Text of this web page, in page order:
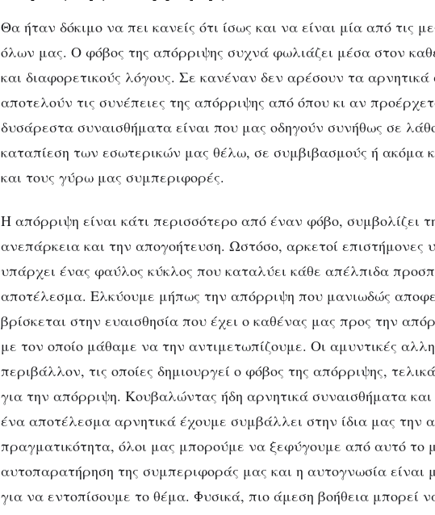
Θα ήταν δόκιμο να πει κανείς ότι ίσως και να είναι μία από τις
όλων μας. Ο φόβος της απόρριψης συχνά φωλιάζει μέσα στον
και διαφορετικούς λόγους. Σε κανέναν δεν αρέσουν τα
αποτελούν τις συνέπειες της απόρριψης από όπου κι αν
δυσάρεστα συναισθήματα είναι που μας οδηγούν συνήθως σε
καταπίεση των εσωτερικών μας θέλω, σε συμβιβασμούς ή ακόμα
και τους γύρω μας συμπεριφορές.
Η απόρριψη είναι κάτι περισσότερο από έναν φόβο, συμβολίζει
ανεπάρκεια και την απογοήτευση. Ωστόσο, αρκετοί επιστήμονες
υπάρχει ένας φαύλος κύκλος που καταλύει κάθε απέλπιδα
αποτέλεσμα. Ελκύουμε μήπως την απόρριψη που μανιωδώς
βρίσκεται στην ευαισθησία που έχει ο καθένας μας προς την
με τον οποίο μάθαμε να την αντιμετωπίζουμε. Οι αμυντικές
περιβάλλον, τις οποίες δημιουργεί ο φόβος της απόρριψης,
για την απόρριψη. Κουβαλώντας ήδη αρνητικά συναισθήματα
ένα αποτέλεσμα αρνητικά έχουμε συμβάλλει στην ίδια μας την
πραγματικότητα, όλοι μας μπορούμε να ξεφύγουμε από αυτό το
αυτοπαρατήρηση της συμπεριφοράς μας και η αυτογνωσία είναι
για να εντοπίσουμε το θέμα. Φυσικά, πιο άμεση βοήθεια μπορεί